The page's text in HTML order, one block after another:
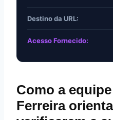
Destino da URL:
Acesso Fornecido:
Como a
Ferreira